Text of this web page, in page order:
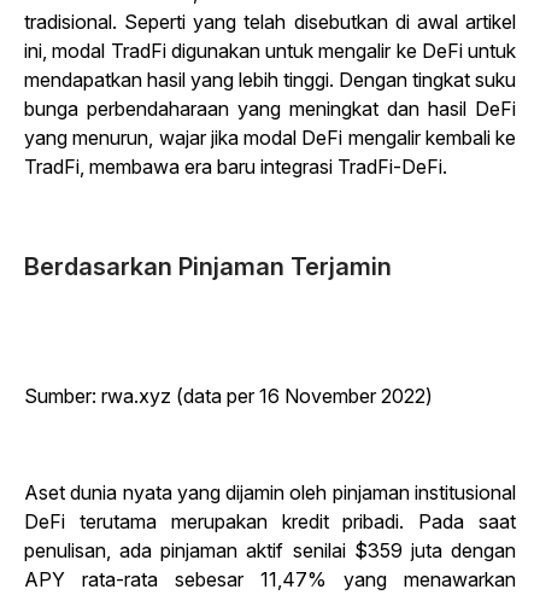
tradisional. Seperti yang telah disebutkan di awal artikel
ini, modal TradFi digunakan untuk mengalir ke DeFi untuk
mendapatkan hasil yang lebih tinggi. Dengan tingkat suku
bunga perbendaharaan yang meningkat dan hasil DeFi
yang menurun, wajar jika modal DeFi mengalir kembali ke
TradFi, membawa era baru integrasi TradFi-DeFi.
Berdasarkan Pinjaman Terjamin
Sumber: rwa.xyz (data per 16 November 2022)
Aset dunia nyata yang dijamin oleh pinjaman institusional
DeFi terutama merupakan kredit pribadi. Pada saat
penulisan, ada pinjaman aktif senilai $359 juta dengan
APY rata-rata sebesar 11,47% yang menawarkan